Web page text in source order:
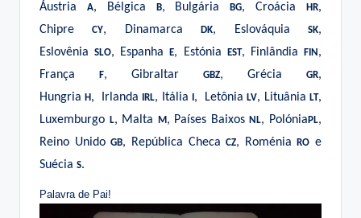
Áustria
A, Bélgica B, BulgáriaBG, CroáciaHR,
ChipreCY, DinamarcaDK, EslováquiaSK,
EslovêniaSLO, EspanhaE, Estónia EST, FinlândiaFIN ,
França
F, Gibraltar GBZ, Grécia GR,
HungriaH , Irlanda IRL, Itália , LetôniaLV, LituâniaLT,
Luxemburgo
L, Malta M, Países BaixosNL, PolóniaPL,
Reino UnidoGB, República ChecaCZ, RoméniaRO e
Suécia S.
Palavra de Pai!